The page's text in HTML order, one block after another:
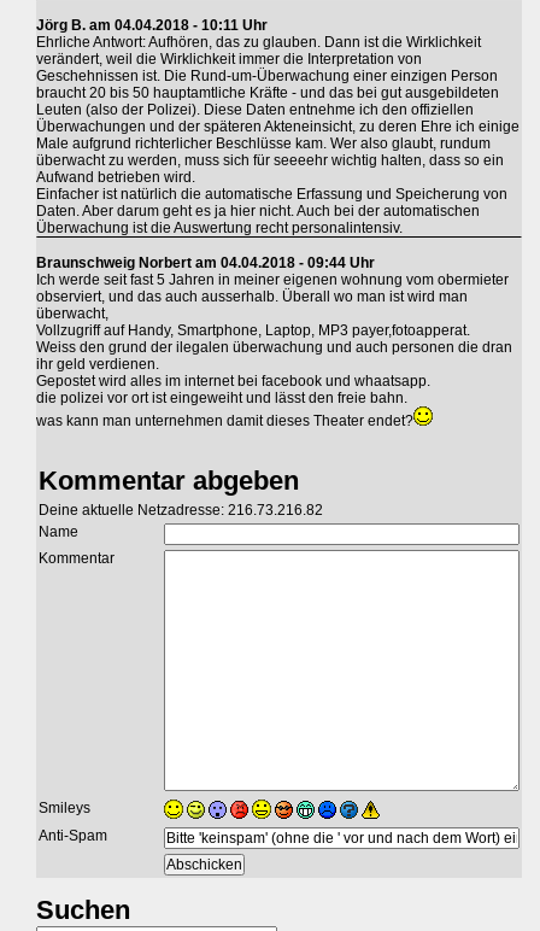
Jörg B. am 04.04.2018 - 10:11 Uhr
Ehrliche Antwort: Aufhören, das zu glauben. Dann ist die Wirklichkeit
verändert, weil die Wirklichkeit immer die Interpretation von
Geschehnissen ist. Die Rund-um-Überwachung einer einzigen Person
braucht 20 bis 50 hauptamtliche Kräfte - und das bei gut ausgebildeten
Leuten (also der Polizei). Diese Daten entnehme ich den offiziellen
Überwachungen und der späteren Akteneinsicht, zu deren Ehre ich einige
Male aufgrund richterlicher Beschlüsse kam. Wer also glaubt, rundum
überwacht zu werden, muss sich für seeeehr wichtig halten, dass so ein
Aufwand betrieben wird.
Einfacher ist natürlich die automatische Erfassung und Speicherung von
Daten. Aber darum geht es ja hier nicht. Auch bei der automatischen
Überwachung ist die Auswertung recht personalintensiv.
Braunschweig Norbert am 04.04.2018 - 09:44 Uhr
Ich werde seit fast 5 Jahren in meiner eigenen wohnung vom obermieter
observiert, und das auch ausserhalb. Überall wo man ist wird man
überwacht,
Vollzugriff auf Handy, Smartphone, Laptop, MP3 payer,fotoapperat.
Weiss den grund der ilegalen überwachung und auch personen die dran
ihr geld verdienen.
Gepostet wird alles im internet bei facebook und whaatsapp.
die polizei vor ort ist eingeweiht und lässt den freie bahn.
was kann man unternehmen damit dieses Theater endet?
Kommentar abgeben
Deine aktuelle Netzadresse: 216.73.216.82
Name
Kommentar
Smileys
Anti-Spam
Suchen